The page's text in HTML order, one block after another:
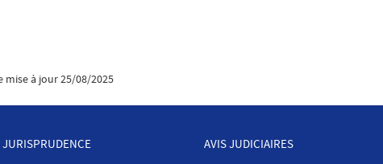
mise à jour25/08/2025
JURISPRUDENCE AVIS JUDICIAIRES